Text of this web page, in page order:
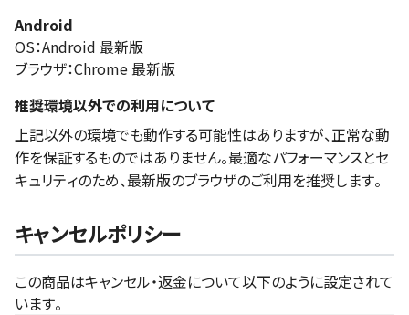
Android
OS：Android 最新版
ブラウザ：Chrome 最新版
推奨環境以外での利用について
上記以外の環境でも動作する可能性はありますが、正常な動
作を保証するものではありません。最適なパフォーマンスとセ
キュリティのため、最新版のブラウザのご利用を推奨します。
キャンセルポリシー
この商品はキャンセル・返金について以下のように設定されて
います。